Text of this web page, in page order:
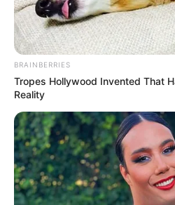
BRAINBERRIES
Tropes Hollywood Invented That
Reality